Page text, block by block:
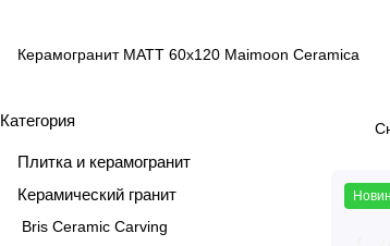
Керамогранит MATT 60х120 Maimoon Ceramica
Категория
Плитка и керамогранит
Керамический гранит
Bris Ceramic Carving